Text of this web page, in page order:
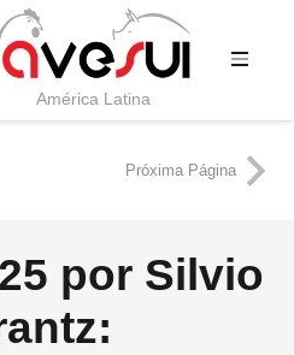
América Latina
Próxima Página
por Silvio